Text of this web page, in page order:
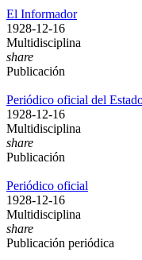
El Informador
1928-12-16
Multidisciplina
share
Publicación
Periódico oficial del
1928-12-16
Multidisciplina
share
Publicación
Periódico oficial
1928-12-16
Multidisciplina
share
Publicación periódica